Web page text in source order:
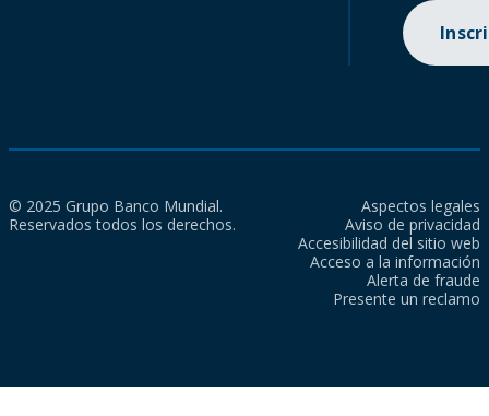
© 2025 Grupo Banco Mundial.
Reservados todos los derechos.
Aspectos legales
Aviso de privacidad
Accesibilidad del sitio web
Acceso a la información
Alerta de fraude
Presente un reclamo